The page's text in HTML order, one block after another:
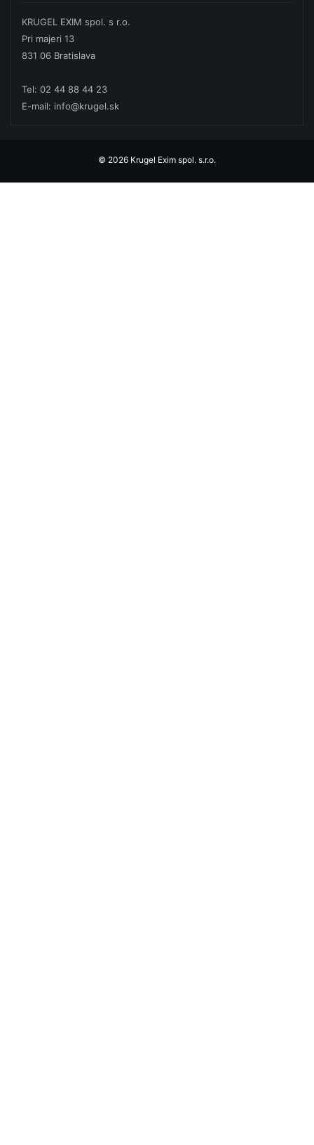
KRUGEL EXIM spol. s r.o.
Pri majeri 13
831 06 Bratislava
Tel: 02 44 88 44 23
E-mail: info@krugel.sk
© 2026 Krugel Exim spol. s.r.o.